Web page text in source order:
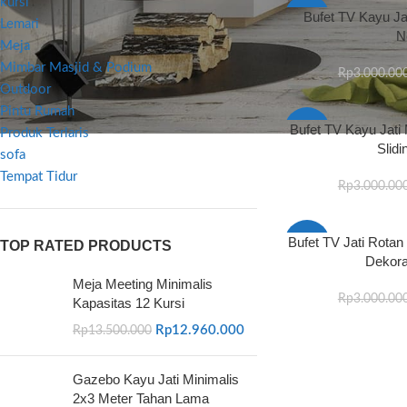
Lemari
Meja
Mimbar Masjid & Podium
Outdoor
Pintu Rumah
Produk Terlaris
sofa
Tempat Tidur
TOP RATED PRODUCTS
Meja Meeting Minimalis
Kapasitas 12 Kursi
Rp13.500.000 Rp12.960.000
Gazebo Kayu Jati Minimalis
2x3 Meter Tahan Lama
-3%
Bufet TV Kayu
Rp
-5%
Bufet TV Kayu Jati
Rp
-9%
Bufet TV Jati
Rp